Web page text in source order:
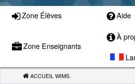
Zone Élèves
Zone Enseignants
Aide
À
ACCUEIL WIMS